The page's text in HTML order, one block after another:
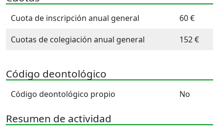
Cuota de inscripción anual general
60 €
Cuotas de colegiación anual general
152 €
Código deontológico
Código deontológico propio No
Resumen de actividad